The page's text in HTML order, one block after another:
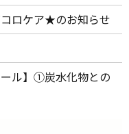
ロケア★のお知らせ
ール】①炭水化物との